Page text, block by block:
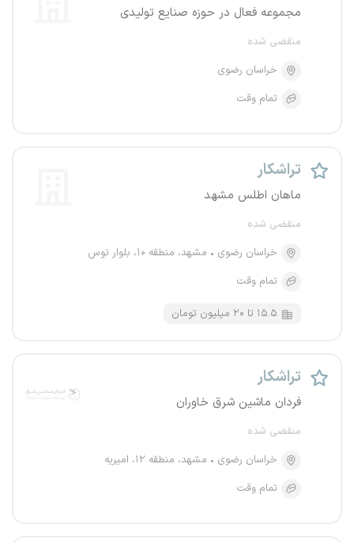
مجموعه فعال در حوزه صنایع تولیدی
منقضی شده
خراسان رضوی
تمام وقت
تراشکار
ماهان اطلس مشهد
منقضی شده
خراسان رضوی
مشهد، منطقه ۱۰، بلوار توس
تمام وقت
۱۵.۵ تا ۲۰ میلیون تومان
تراشکار
فردان ماشین شرق خاوران
منقضی شده
خراسان رضوی
مشهد، منطقه ۱۲، امیریه
تمام وقت